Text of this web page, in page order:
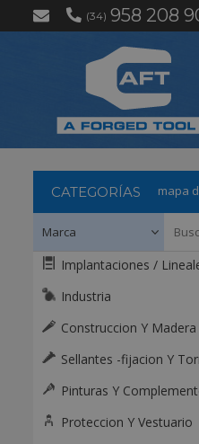
(34) 958 208
CATEGORÍAS mapa
Implantaciones / Lineales /
Industria
Construccion Y Madera
Sellantes -fijacion Y
Pinturas Y
Proteccion Y Vestuario